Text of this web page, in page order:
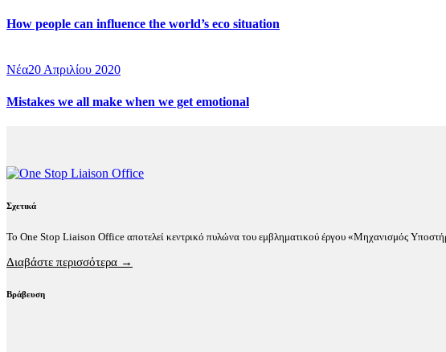
How people can influence the world’s eco situation
Νέα20 Απριλίου 2020
Mistakes we all make when we get emotional
Σχετικά
Το One Stop Liaison Office αποτελεί κεντρικό πυλώνα του εμβληματικού έργου «Μηχανισμός
Διαβάστε περισσότερα →
Βράβευση